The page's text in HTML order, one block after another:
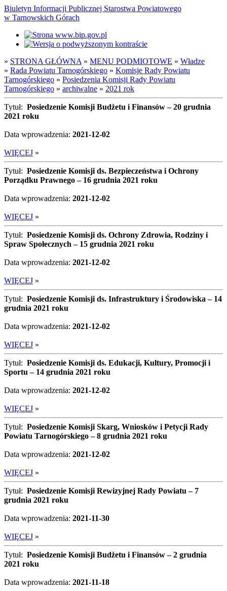
Biuletyn Informacji Publicznej Starostwa Powiatowego
w Tarnowskich Górach
» STRONA GŁÓWNA » MENU PODMIOTOWE » Władze
» Rada Powiatu Tarnogórskiego » Komisje Rady Powiatu
Tarnogórskiego » Posiedzenia Komisji Rady Powiatu
Tarnogórskiego » archiwalne » 2021 rok
Tytuł: Posiedzenie Komisji Budżetu i Finansów – 20 grudnia
2021 roku
Data wprowadzenia: 2021-12-02
WIĘCEJ »
Tytuł: Posiedzenie Komisji ds. Bezpieczeństwa i Ochrony
Porządku Prawnego – 16 grudnia 2021 roku
Data wprowadzenia: 2021-12-02
WIĘCEJ »
Tytuł: Posiedzenie Komisji ds. Ochrony Zdrowia, Rodziny i
Spraw Społecznych – 15 grudnia 2021 roku
Data wprowadzenia: 2021-12-02
WIĘCEJ »
Tytuł: Posiedzenie Komisji ds. Infrastruktury i Środowiska – 14
grudnia 2021 roku
Data wprowadzenia: 2021-12-02
WIĘCEJ »
Tytuł: Posiedzenie Komisji ds. Edukacji, Kultury, Promocji i
Sportu – 14 grudnia 2021 roku
Data wprowadzenia: 2021-12-02
WIĘCEJ »
Tytuł: Posiedzenie Komisji Skarg, Wniosków i Petycji Rady
Powiatu Tarnogórskiego – 8 grudnia 2021 roku
Data wprowadzenia: 2021-12-02
WIĘCEJ »
Tytuł: Posiedzenie Komisji Rewizyjnej Rady Powiatu – 7
grudnia 2021 roku
Data wprowadzenia: 2021-11-30
WIĘCEJ »
Tytuł: Posiedzenie Komisji Budżetu i Finansów – 2 grudnia
2021 roku
Data wprowadzenia: 2021-11-18